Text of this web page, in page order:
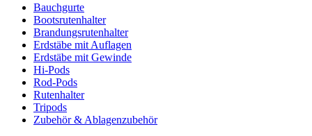
Bauchgurte
Bootsrutenhalter
Brandungsrutenhalter
Erdstäbe mit Auflagen
Erdstäbe mit Gewinde
Hi-Pods
Rod-Pods
Rutenhalter
Tripods
Zubehör & Ablagenzubehör